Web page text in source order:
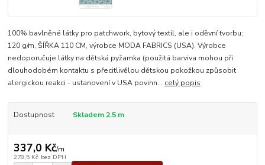
100% bavlněné látky pro patchwork, bytový textil, ale i oděvní tvorbu;
120 g/m, ŠÍŘKA 110 CM, výrobce MODA FABRICS (USA). Výrobce
nedoporučuje látky na dětská pyžamka (použitá barviva mohou při
dlouhodobém kontaktu s přecitlivělou dětskou pokožkou způsobit
alergickou reakci - ustanovení v USA povinn... celý popis
Dostupnost Skladem 2.5 m
337,0 Kč/m
278,5 Kč bez DPH